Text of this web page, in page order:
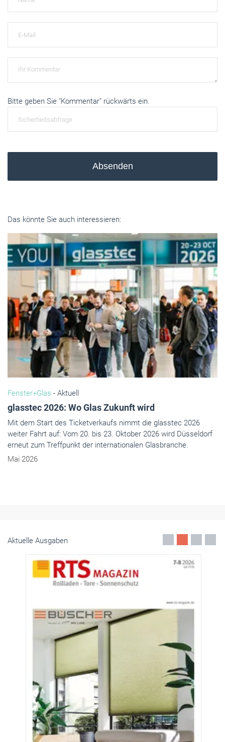
Bitte geben Sie "Kommentar" rückwärts ein.
Absenden
Das könnte Sie auch interessieren:
Fenster+Glas - Aktuell
glasstec 2026: Wo Glas Zukunft wird
Mit dem Start des Ticketverkaufs nimmt die glasstec 2026
weiter Fahrt auf: Vom 20. bis 23. Oktober 2026 wird Düsseldorf
erneut zum Treffpunkt der internationalen Glasbranche.
Mai 2026
Aktuelle Ausgaben